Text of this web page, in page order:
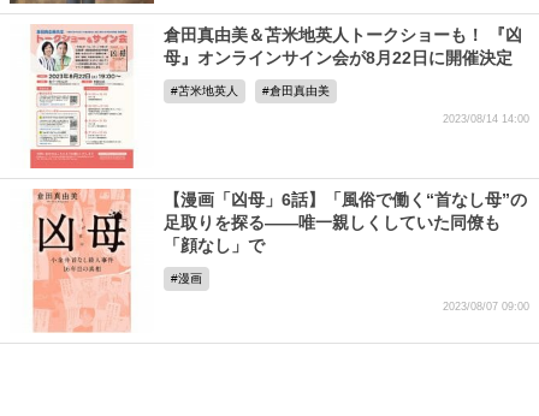
倉田真由美＆苫米地英人トークショーも！ 『凶
母』オンラインサイン会が8月22日に開催決定
苫米地英人 倉田真由美
2023/08/14 14:00
【漫画「凶母」6話】「風俗で働く“首なし母”の
足取りを探る――唯一親しくしていた同僚も
「顔なし」で
漫画
2023/08/07 09:00